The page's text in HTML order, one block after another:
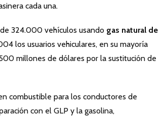
cada una.
324.000 vehículos usando gas natural de
los usuarios vehiculares, en su mayoría
millones de dólares por la sustitución de
combustible para los conductores de
con el GLP y la gasolina,